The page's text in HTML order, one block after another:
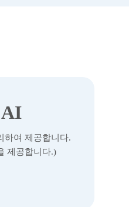
하여 제공합니다.
제공합니다.)